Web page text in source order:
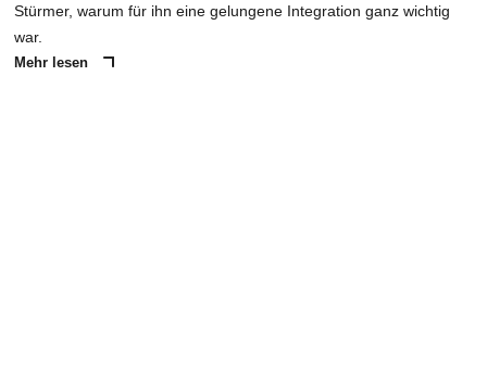
Stürmer, warum für ihn eine gelungene Integration ganz wichtig
war.
Mehr lesen